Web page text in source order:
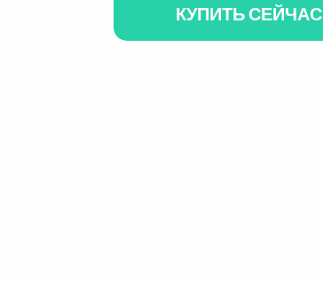
КУПИТЬ СЕЙЧАС